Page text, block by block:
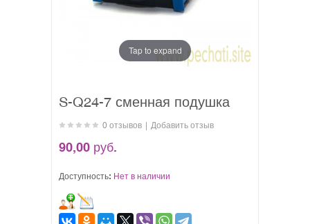
Tap to expand
S-Q24-7 сменная подушка
0 отзывов | Добавить отзыв
90,00 руб.
Доступность: Нет в наличии